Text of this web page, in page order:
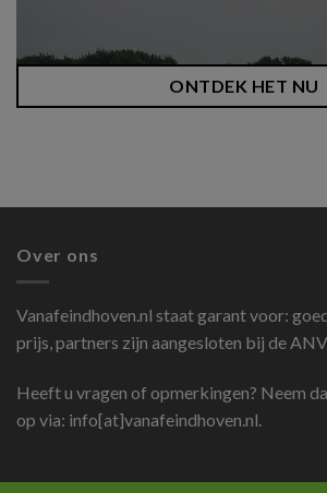
ONTDEK HET NU
Over ons
Vanafeindhoven.nl staat garant voor:
prijs, partners zijn aangesloten bij de
Heeft u vragen of opmerkingen? Neem
op via: info[at]vanafeindhoven.nl.